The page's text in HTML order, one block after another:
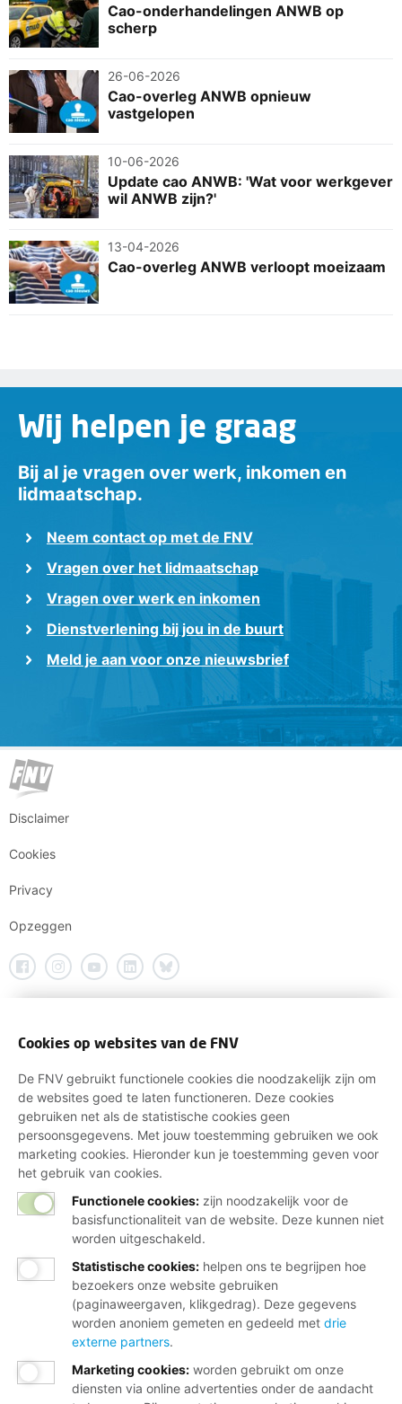
Cao-onderhandelingen ANWB op
scherp
26-06-2026
Cao-overleg ANWB opnieuw
vastgelopen
10-06-2026
Update cao ANWB: 'Wat voor werkgever
wil ANWB zijn?'
13-04-2026
Cao-overleg ANWB verloopt moeizaam
Wij helpen je graag
Bij al je vragen over werk, inkomen en
lidmaatschap.
Neem contact op met de FNV
Vragen over het lidmaatschap
Vragen over werk en inkomen
Dienstverlening bij jou in de buurt
Meld je aan voor onze nieuwsbrief
Disclaimer
Cookies
Privacy
Opzeggen
Cookies op websites van de FNV
De FNV gebruikt functionele cookies die noodzakelijk zijn om
de websites goed te laten functioneren. Deze cookies
gebruiken net als de statistische cookies geen
persoonsgegevens. Met jouw toestemming gebruiken we ook
marketing cookies. Hieronder kun je toestemming geven voor
het gebruik van cookies.
Functionele cookies: zijn noodzakelijk voor de
basisfunctionaliteit van de website. Deze kunnen niet
worden uitgeschakeld.
Statistische cookies: helpen ons te begrijpen hoe
bezoekers onze website gebruiken
(paginaweergaven, klikgedrag). Deze gegevens
worden anoniem gemeten en gedeeld met drie
externe partners.
Marketing cookies: worden gebruikt om onze
diensten via online advertenties onder de aandacht